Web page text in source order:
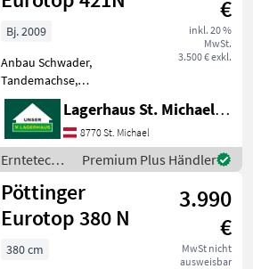
€
inkl. 20 %
MwSt.
3.500 € exkl.
Bj. 2009
Anbau Schwader,
Tandemachse,
Zinkenverlustsicherung,
Schwader-Typ:
Seitenschwad Arbeitsbreite
4, 20 m Tandembereifung
Tastrad Schwenkbock
Dämpfungsstreben 12
Kreiselarme
Lagerhaus St. Michael ob Leoben eGen
8770 St. Michael
Erntetechnik
Grünland /
Pöttinger
Premium Plus Händler
Pöttinger
Eurotop 380 N
3.990
€
MwSt nicht
ausweisbar
380 cm